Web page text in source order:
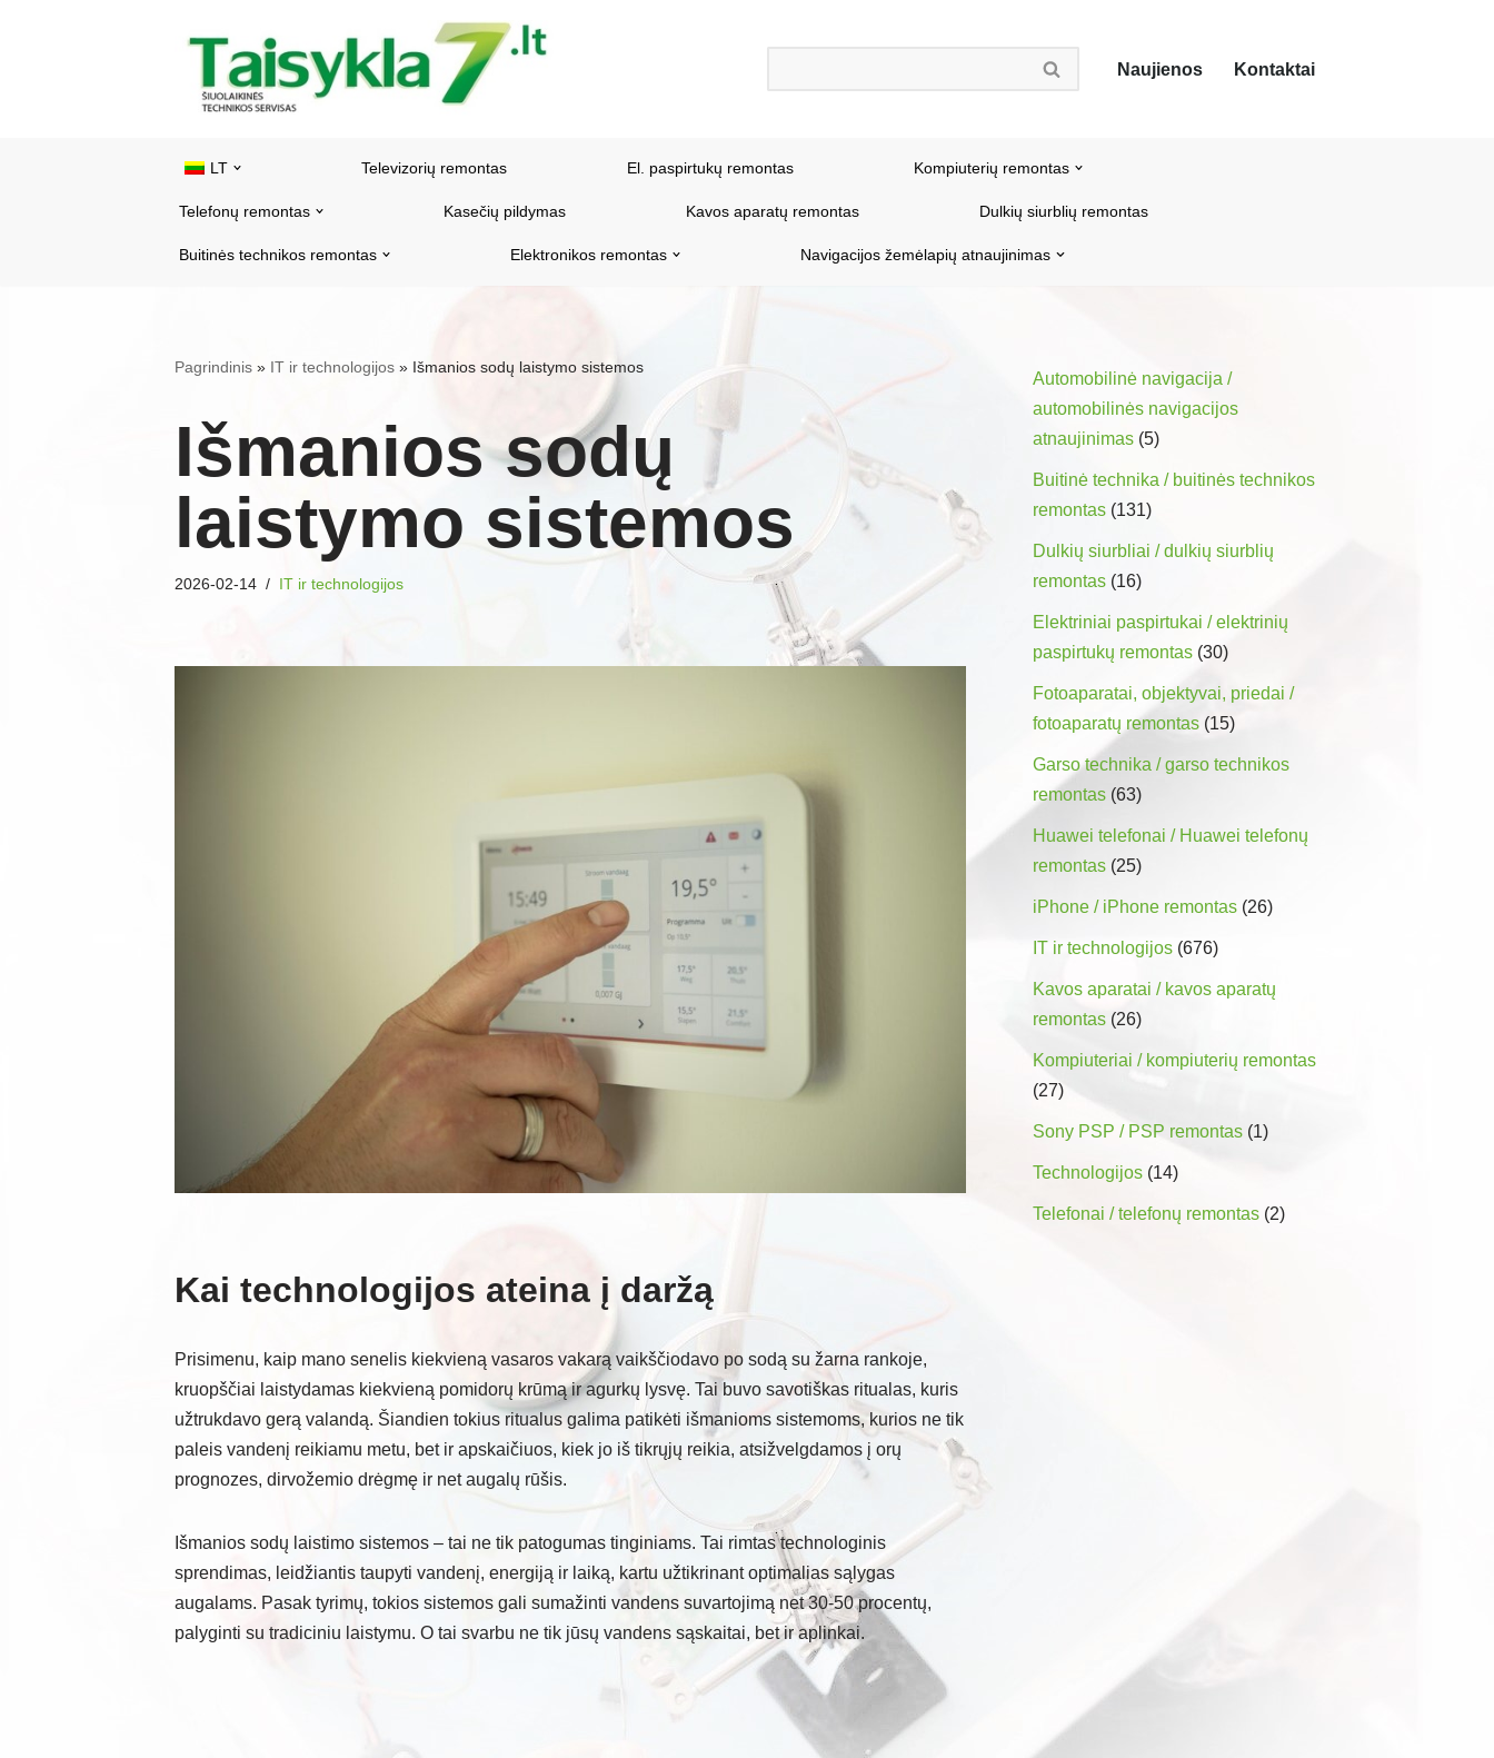
Naujienos Kontaktai
LT Televizorių remontas El. paspirtukų remontas Kompiuterių remontas
Telefonų remontas Kasečių pildymas Kavos aparatų remontas Dulkių siurblių remontas
Buitinės technikos remontas Elektronikos remontas Navigacijos žemėlapių atnaujinimas
Pagrindinis » IT ir technologijos » Išmanios sodų laistymo sistemos
Išmanios sodų
laistymo sistemos
2026-02-14 IT ir technologijos
Kai technologijos ateina į daržą
Prisimenu, kaip mano senelis kiekvieną vasaros vakarą vaikščiodavo po sodą su žarna rankoje,
kruopščiai laistydamas kiekvieną pomidorų krūmą ir agurkų lysvę. Tai buvo savotiškas ritualas, kuris
užtrukdavo gerą valandą. Šiandien tokius ritualus galima patikėti išmanioms sistemoms, kurios ne tik
paleis vandenį reikiamu metu, bet ir apskaičiuos, kiek jo iš tikrųjų reikia, atsižvelgdamos į orų
prognozes, dirvožemio drėgmę ir net augalų rūšis.
Išmanios sodų laistimo sistemos – tai ne tik patogumas tinginiams. Tai rimtas technologinis
sprendimas, leidžiantis taupyti vandenį, energiją ir laiką, kartu užtikrinant optimalias sąlygas
augalams. Pasak tyrimų, tokios sistemos gali sumažinti vandens suvartojimą net 30-50 procentų,
palyginti su tradiciniu laistymu. O tai svarbu ne tik jūsų vandens sąskaitai, bet ir aplinkai.
Automobilinė navigacija /
automobilinės navigacijos
atnaujinimas (5)
Buitinė technika / buitinės technikos
remontas (131)
Dulkių siurbliai / dulkių siurblių
remontas (16)
Elektriniai paspirtukai / elektrinių
paspirtukų remontas (30)
Fotoaparatai, objektyvai, priedai /
fotoaparatų remontas (15)
Garso technika / garso technikos
remontas (63)
Huawei telefonai / Huawei telefonų
remontas (25)
iPhone / iPhone remontas (26)
IT ir technologijos (676)
Kavos aparatai / kavos aparatų
remontas (26)
Kompiuteriai / kompiuterių remontas
(27)
Sony PSP / PSP remontas (1)
Technologijos (14)
Telefonai / telefonų remontas (2)